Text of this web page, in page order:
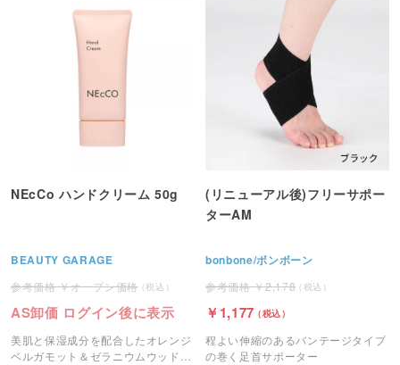
NEcCo ハンドクリーム 50g
BEAUTY GARAGE
オープン価格
AS卸価 ログイン後に表示
美肌と保湿成分を配合したオレンジ
ベルガモット＆ゼラニウムウッドの
(リニューアル後)フリーサポー
ターAM
bonbone/ボンボーン
2,178
1,177
程よい伸縮のあるバンテージタイプ
の巻く足首サポーター